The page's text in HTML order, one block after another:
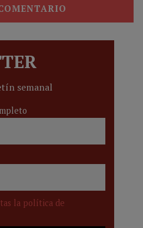
semanal
la política de